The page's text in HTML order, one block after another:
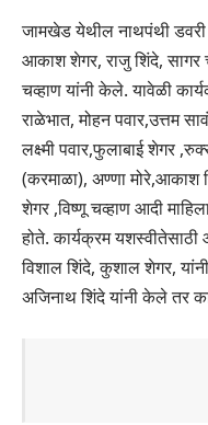
जामखेड येथील नाथपंथी
आकाश शेगर, राजु शिंदे, सागर
चव्हाण यांनी केले. यावेळी
राळेभात, मोहन पवार,उत्तम
लक्ष्मी पवार,फुलाबाई शेगर
(करमाळा), अण्णा मोरे,आकाश
शेगर ,विष्णू चव्हाण आदी
होते. कार्यक्रम
विशाल शिंदे, कुशाल शेगर,
अजिनाथ शिंदे यांनी केले तर